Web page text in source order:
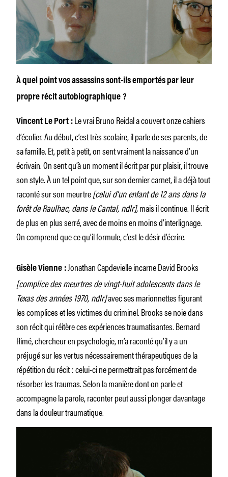
À quel point vos assassins sont-ils emportés par leur
propre récit autobiographique ?
Vincent Le Port : Le vrai Bruno Reidal a couvert onze cahiers
d’écolier. Au début, c’est très scolaire, il parle de ses parents, de
sa famille. Et, petit à petit, on sent vraiment la naissance d’un
écrivain. On sent qu’à un moment il écrit par pur plaisir, il trouve
son style. À un tel point que, sur son dernier carnet, il a déjà tout
raconté sur son meurtre[celui d’un enfant de 12 ans dans la
forêt de Rau­lhac, dans le Cantal, ndlr],mais il continue. Il écrit
de plus en plus serré, avec de moins en moins d’interlignage.
On comprend que ce qu’il formule, c’est le désir d’écrire.
Gisèle Vienne : Jonathan Capdevielle incarne David Brooks
[complice des meurtres de vingt-huit adolescents dans le
Texas des années 1970, ndlr]avec ses marionnettes figurant
les complices et les victimes du criminel. Brooks se noie dans
son récit qui réitère ces expériences traumatisantes. Bernard
Rimé, chercheur en psychologie, m’a raconté qu’il y a un
préjugé sur les vertus nécessairement thérapeutiques de la
répétition du récit : celui-ci ne permettrait pas forcément de
résorber les traumas. Selon la manière dont on parle et
accompagne la parole, raconter peut aussi plonger davantage
dans la douleur traumatique.